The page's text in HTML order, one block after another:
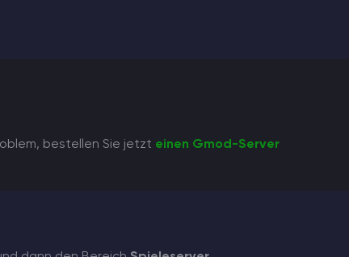
bestellen Sie jetzt einen Gmod-Server